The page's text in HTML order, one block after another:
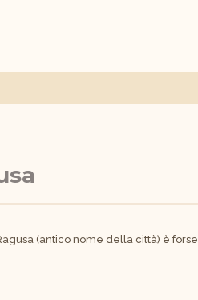
(antico nome della città) è forse